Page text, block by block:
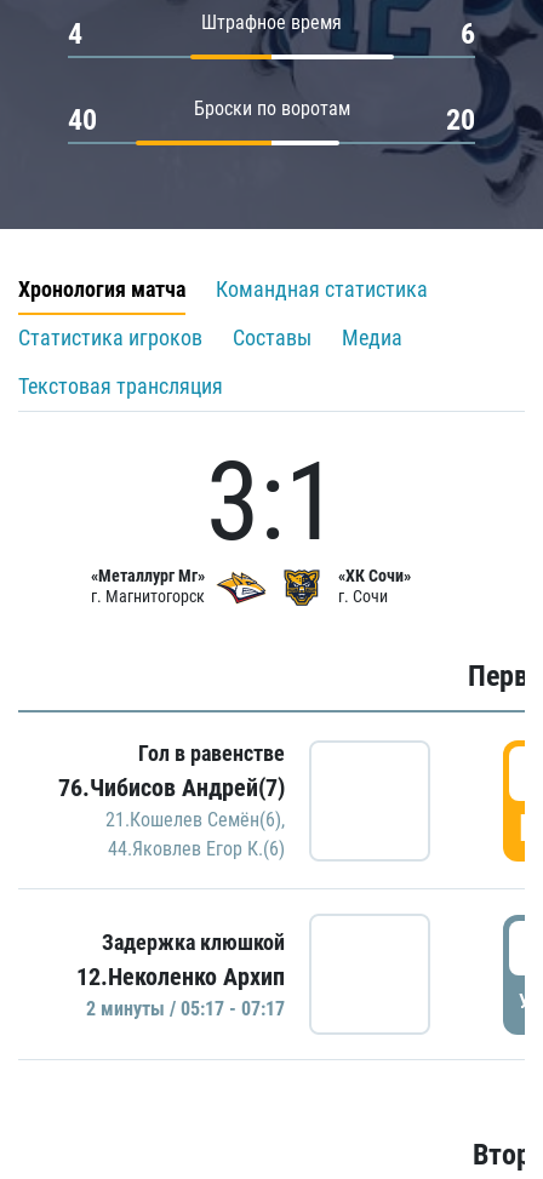
Штрафное время
4 6
Броски по воротам
40 20
Хронология матча
Командная статистика
Статистика игроков
Составы
Медиа
Текстовая трансляция
«Металлург Мг»
г. Магнитогорск
3:1
«ХК Сочи»
г. Сочи
Гол в равенстве
76.Чибисов Андрей(7)
21.Кошелев Семён(6),
44.Яковлев Егор К.(6)
Задержка клюшкой
12.Неколенко Архип
2 минуты / 05:17 - 07:17